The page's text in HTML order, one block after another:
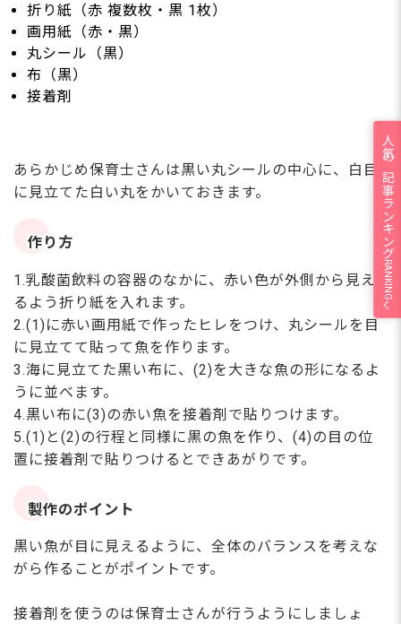
折り紙（赤 複数枚・黒 1枚）
画用紙（赤・黒）
丸シール（黒）
布（黒）
接着剤
あらかじめ保育士さんは黒い丸シールの中心に、白目
に見立てた白い丸をかいておきます。
作り方
1.乳酸菌飲料の容器のなかに、赤い色が外側から見え
るよう折り紙を入れます。
2.(1)に赤い画用紙で作ったヒレをつけ、丸シールを目
に見立てて貼って魚を作ります。
3.海に見立てた黒い布に、(2)を大きな魚の形になるよ
うに並べます。
4.黒い布に(3)の赤い魚を接着剤で貼りつけます。
5.(1)と(2)の行程と同様に黒の魚を作り、(4)の目の位
置に接着剤で貼りつけるとできあがりです。
製作のポイント
黒い魚が目に見えるように、全体のバランスを考えな
がら作ることがポイントです。
接着剤を使うのは保育士さんが行うようにしましょ
人気の記事ランキング
RANKING